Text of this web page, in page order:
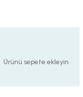
Ürünü sepete ekleyin